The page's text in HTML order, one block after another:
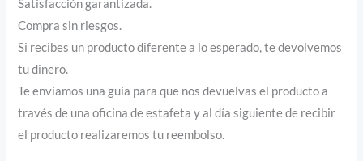
Satisfacción garantizada.
Compra sin riesgos.
Si recibes un producto diferente a lo esperado, te devolvemos
tu dinero.
Te enviamos una guía para que nos devuelvas el producto a
través de una oficina de estafeta y al día siguiente de recibir
el producto realizaremos tu reembolso.